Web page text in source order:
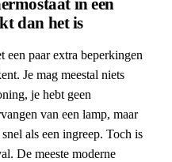
in een
dan het is
een paar extra beperkingen
Je mag meestal niets
je hebt geen
van een lamp, maar
als een ingreep. Toch is
De meeste moderne